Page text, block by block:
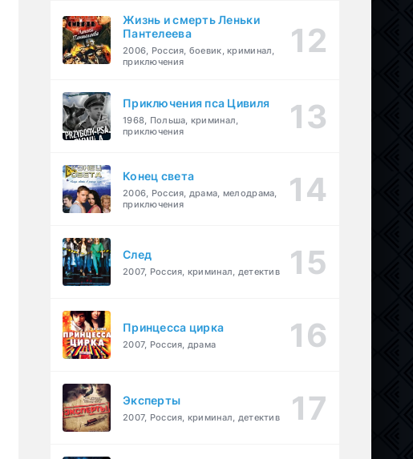
Жизнь и смерть Леньки
Пантелеева
2006, Россия, боевик, криминал,
приключения
Приключения пса Цивиля
1968, Польша, криминал,
приключения
Конец света
2006, Россия, драма, мелодрама,
приключения
След
2007, Россия, криминал, детектив
Принцесса цирка
2007, Россия, драма
Эксперты
2007, Россия, криминал, детектив